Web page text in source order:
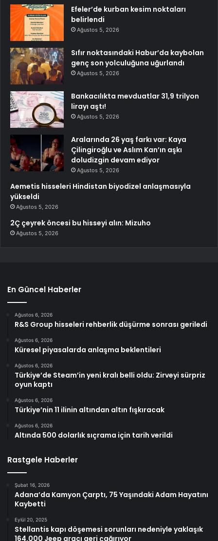
Efeler’de kurban kesim noktaları
belirlendi
Ağustos 5, 2026
Sıfır noktasındaki Habur’da kaybolan
genç son yolculuğuna uğurlandı
Ağustos 5, 2026
Bankacılıkta mevduatlar 31,9 trilyon
lirayı aştı!
Ağustos 5, 2026
Aralarında 26 yaş farkı var: Kaya
Çilingiroğlu ve Aslım Kan’ın aşkı
doludizgin devam ediyor
Ağustos 5, 2026
Aemetis hisseleri Hindistan biyodizel anlaşmasıyla
yükseldi
Ağustos 5, 2026
2Ç çeyrek öncesi bu hisseyi alın: Mizuho
Ağustos 5, 2026
En Güncel Haberler
Ağustos 6, 2026
R&S Group hisseleri rehberlik düşürme sonrası geriledi
Ağustos 6, 2026
Küresel piyasalarda anlaşma beklentileri
Ağustos 6, 2026
Türkiye’de Steam’in yeni kralı belli oldu: Zirveyi sürpriz
oyun kaptı
Ağustos 6, 2026
Türkiye’nin 11 ilinin altından altın fışkıracak
Ağustos 6, 2026
Altında 500 dolarlık sıçrama için tarih verildi
Rastgele Haberler
Şubat 16, 2026
Adana’da Kamyon Çarptı, 75 Yaşındaki Adam Hayatını
Kaybetti
Eylül 20, 2025
Stellantis kapı döşemesi sorunları nedeniyle yaklaşık
164.000 Jeep aracı geri çağırıyor